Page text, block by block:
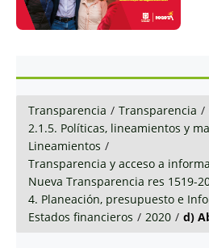
Transparencia / Transparencia /
2.1.5. Políticas, lineamientos y
Lineamientos /
Transparencia y acceso a
Nueva Transparencia res 1519-
4. Planeación, presupuesto e
Estados financieros / 2020 / d)